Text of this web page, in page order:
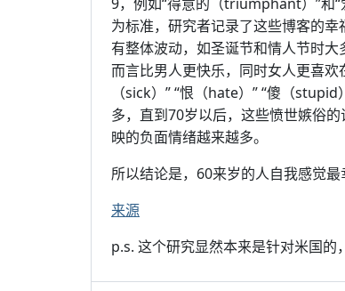
为标准，研究者记录了这些博客的
有整体波动，如圣诞节和情人节时
而言比男人更快乐，同时女人更喜
（sick）” “恨（hate）” “傻（
多，直到70岁以后，这些愤世嫉俗
映的负面情绪越来越多。
所以结论是，60来岁的人自我感觉
来源
p.s. 这个研究显然本来是针对米国